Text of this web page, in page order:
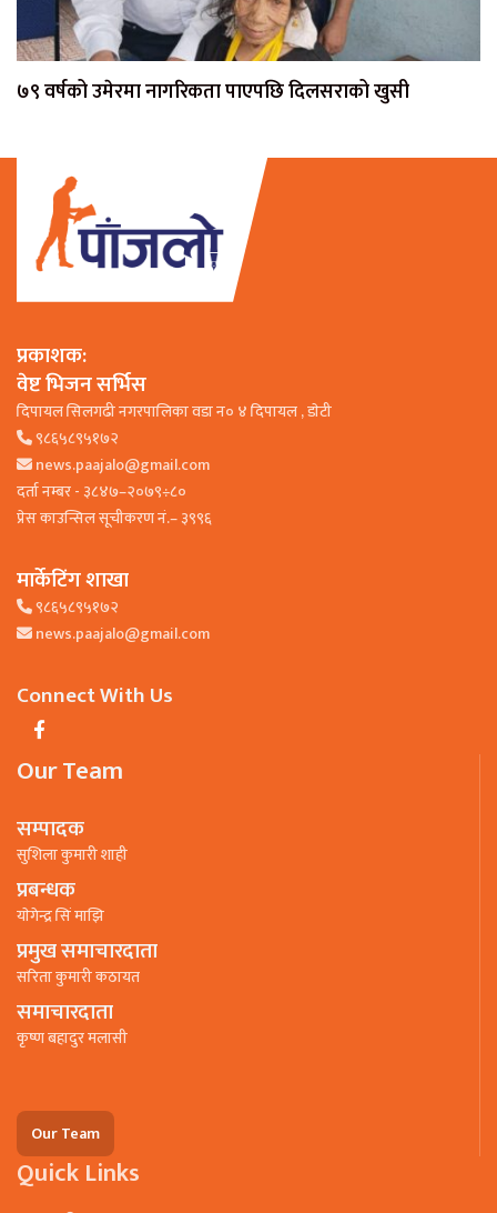
७९ वर्षको उमेरमा नागरिकता पाएपछि दिलसराको खुसी
प्रकाशक:
वेष्ट भिजन सर्भिस
दिपायल सिलगढी नगरपालिका वडा न० ४ दिपायल , डाेटी
९८६५८९५१७२
news.paajalo@gmail.com
दर्ता नम्बर - ३८४७–२०७९÷८०
प्रेस काउन्सिल सूचीकरण नं.– ३९९६
मार्केटिंग शाखा
९८६५८९५१७२
news.paajalo@gmail.com
Connect With Us
Our Team
सम्पादक
सुशिला कुमारी शाही
प्रबन्धक
याेगेन्द्र सिं माझि
प्रमुख समाचारदाता
सरिता कुमारी कठायत
समाचारदाता
कृष्ण बहादुर मलासी
Our Team
Quick Links